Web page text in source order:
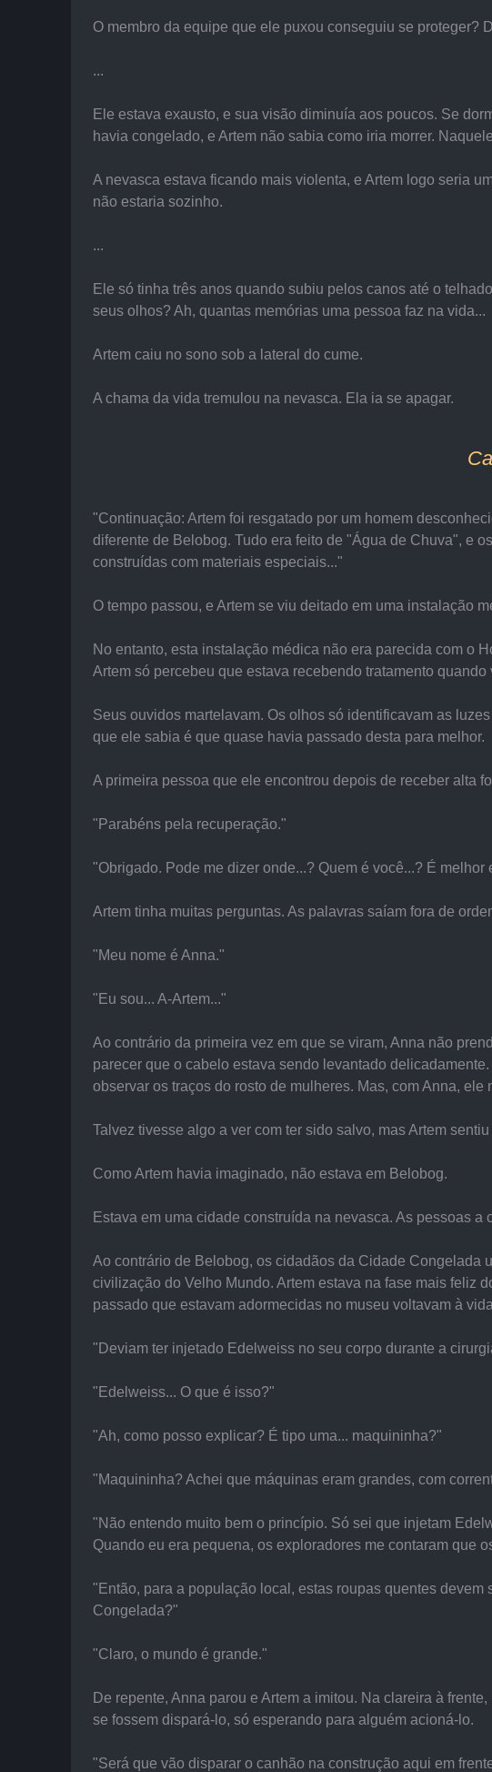
O membro da equipe que ele puxou conseguiu se proteger?
...
Ele estava exausto, e sua visão diminuía aos poucos. Se
havia congelado, e Artem não sabia como iria morrer.
A nevasca estava ficando mais violenta, e Artem logo seria
não estaria sozinho.
...
Ele só tinha três anos quando subiu pelos canos até o
seus olhos? Ah, quantas memórias uma pessoa faz na vida...
Artem caiu no sono sob a lateral do cume.
A chama da vida tremulou na nevasca. Ela ia se apagar.
"Continuação: Artem foi resgatado por um homem
diferente de Belobog. Tudo era feito de "Água de Chuva", e
construídas com materiais especiais..."
O tempo passou, e Artem se viu deitado em uma instalação
No entanto, esta instalação médica não era parecida com o
Artem só percebeu que estava recebendo tratamento quando
Seus ouvidos martelavam. Os olhos só identificavam as
que ele sabia é que quase havia passado desta para melhor.
A primeira pessoa que ele encontrou depois de receber alta
"Parabéns pela recuperação."
"Obrigado. Pode me dizer onde...? Quem é você...? É
Artem tinha muitas perguntas. As palavras saíam fora de
"Meu nome é Anna."
"Eu sou... A-Artem..."
Ao contrário da primeira vez em que se viram, Anna não
parecer que o cabelo estava sendo levantado
observar os traços do rosto de mulheres. Mas, com Anna,
Talvez tivesse algo a ver com ter sido salvo, mas Artem
Como Artem havia imaginado, não estava em Belobog.
Estava em uma cidade construída na nevasca. As pessoas
Ao contrário de Belobog, os cidadãos da Cidade Congelada
civilização do Velho Mundo. Artem estava na fase mais feliz
passado que estavam adormecidas no museu voltavam à
"Deviam ter injetado Edelweiss no seu corpo durante a
"Edelweiss... O que é isso?"
"Ah, como posso explicar? É tipo uma... maquininha?"
"Maquininha? Achei que máquinas eram grandes, com
"Não entendo muito bem o princípio. Só sei que injetam
Quando eu era pequena, os exploradores me contaram que
"Então, para a população local, estas roupas quentes
Congelada?"
"Claro, o mundo é grande."
De repente, Anna parou e Artem a imitou. Na clareira à
se fossem dispará-lo, só esperando para alguém acioná-lo.
"Será que vão disparar o canhão na construção aqui em